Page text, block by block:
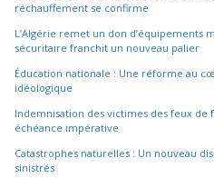
réchauffement se confirme
L’Algérie remet un don d’équipements
sécuritaire franchit un nouveau palier
Éducation nationale : Une réforme au
idéologique
Indemnisation des victimes des feux de
échéance impérative
Catastrophes naturelles : Un nouveau
sinistrés